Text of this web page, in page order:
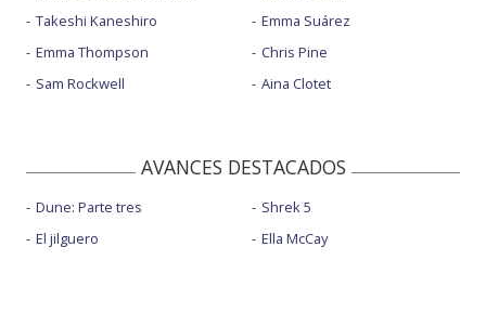
Takeshi Kaneshiro
Emma Thompson
Sam Rockwell
Emma Suárez
Chris Pine
Aina Clotet
AVANCES DESTACADOS
Dune: Parte tres
El jilguero
Shrek 5
Ella McCay